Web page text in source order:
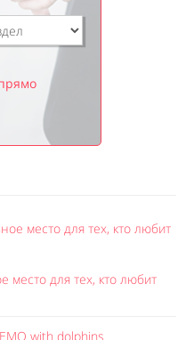
место для тех, кто любит